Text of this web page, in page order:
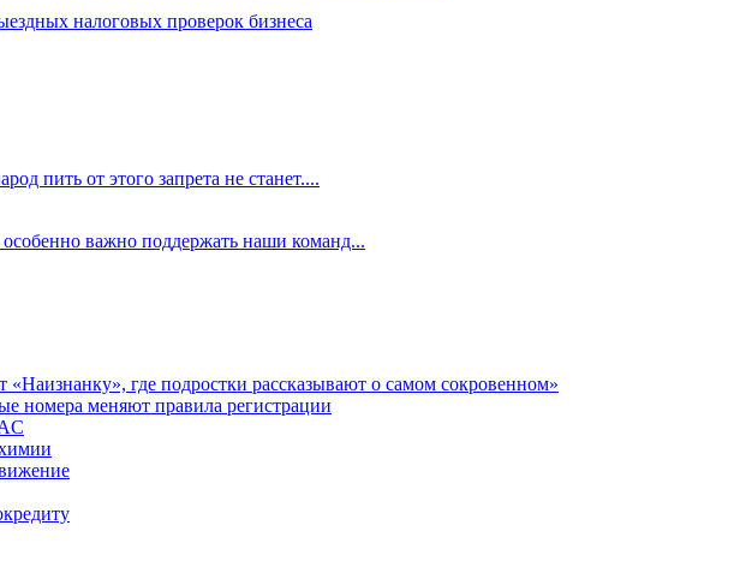
налоговых проверок бизнеса
пить от этого запрета не станет....
особенно важно поддержать наши команд...
«Наизнанку», где подростки рассказывают о самом сокровенном»
номера меняют правила регистрации